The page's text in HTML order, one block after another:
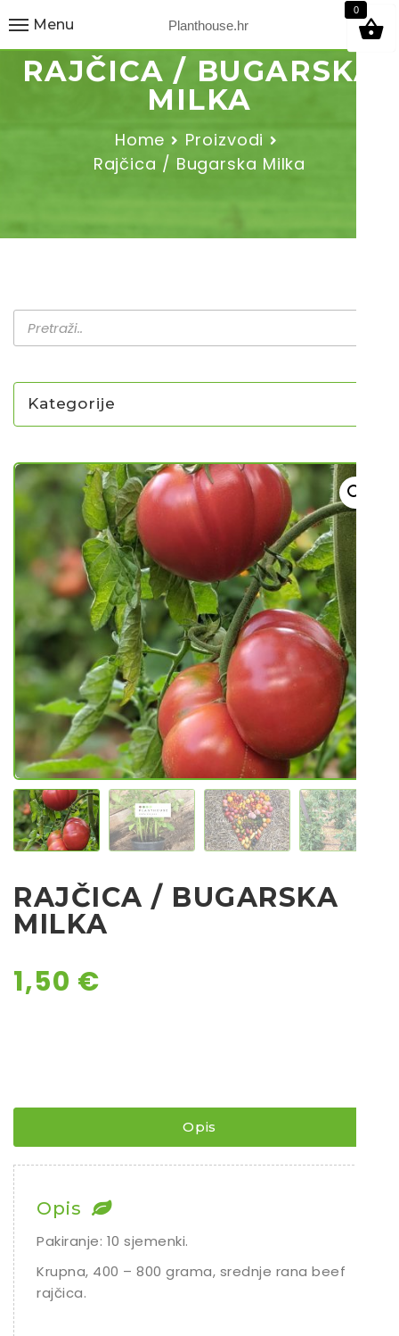
Planthouse.hr
Menu
9
RAJČICA / BUGARSKA
MILKA
Home
Proizvodi
Rajčica / Bugarska Milka
Kategorije
SADNICE
UKRASNO BILJE I TRAJNICE
GRMOVI/DRVEĆE
HIT SEZONE*** VRTNI SLJEZOVI
UKRASNE TRAVE
HORTENZIJE
LJEKOVITO I ZAČINSKO
VOĆE / BOBIČASTO VOĆE
Sjeme
Sjeme povrća
Rajčice
Chili
Ostalo sjeme
RAJČICA / BUGARSKA
MILKA
1,50 €
Opis
Opis
Pakiranje: 10 sjemenki.
Krupna, 400 – 800 grama, srednje rana beef
rajčica.
0